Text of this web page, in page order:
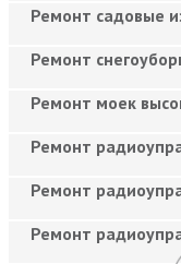
Ремонт садовые
Ремонт
Ремонт моек
Ремонт
Ремонт
Ремонт